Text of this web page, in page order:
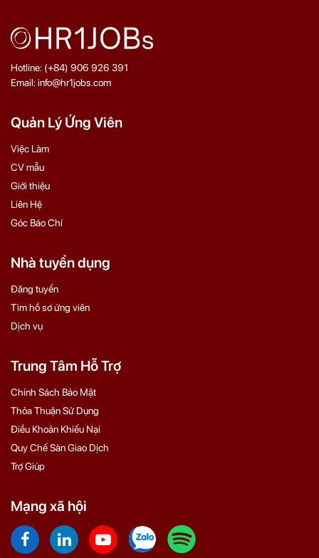
Hotline: (+84) 906 926 391
Email: info@hr1jobs.com
Quản Lý Ứng Viên
Việc Làm
CV mẫu
Giới thiệu
Liên Hệ
Góc Báo Chí
Nhà tuyển dụng
Đăng tuyển
Tìm hồ sơ ứng viên
Dịch vụ
Trung Tâm Hỗ Trợ
Chính Sách Bảo Mật
Thỏa Thuận Sử Dụng
Điều Khoản Khiếu Nại
Quy Chế Sàn Giao Dịch
Trợ Giúp
Mạng xã hội